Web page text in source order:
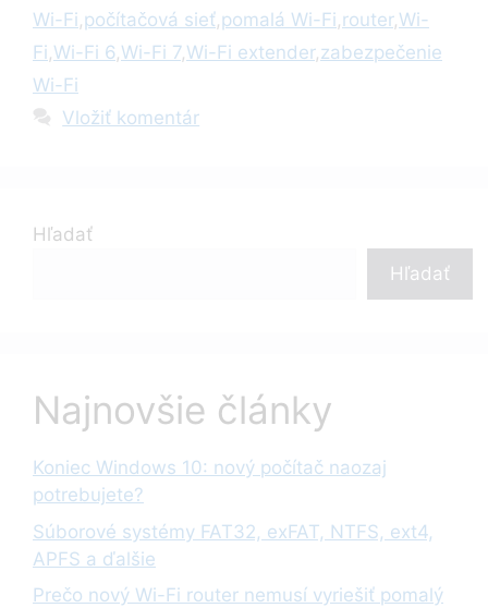
Wi-Fi,počítačová sieť,pomalá Wi-Fi,router,Wi-
Fi,Wi-Fi 6,Wi-Fi 7,Wi-Fi extender,zabezpečenie
Wi-Fi
Vložiť komentár
Hľadať
Hľadať
Najnovšie články
Koniec Windows 10: nový počítač naozaj
potrebujete?
Súborové systémy FAT32, exFAT, NTFS, ext4,
APFS a ďalšie
Prečo nový Wi-Fi router nemusí vyriešiť pomalý